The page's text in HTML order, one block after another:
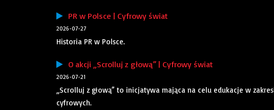
PR w Polsce | Cyfrowy świat
2026-07-27
Historia PR w Polsce.
O akcji „Scrolluj z głową” | Cyfrowy świat
2026-07-21
„Scrolluj z głową” to inicjatywa mająca na celu edukacje w
cyfrowych.